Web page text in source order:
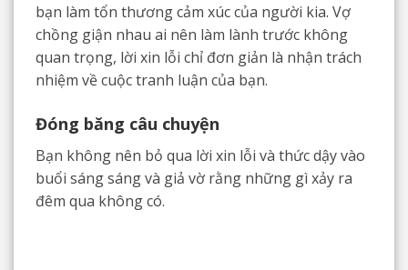
bạn làm tổn thương cảm xúc của người kia. Vợ
chồng giận nhau ai nên làm lành trước không
quan trọng, lời xin lỗi chỉ đơn giản là nhận trách
nhiệm về cuộc tranh luận của bạn.
Đóng băng câu chuyện
Bạn không nên bỏ qua lời xin lỗi và thức dậy vào
buổi sáng sáng và giả vờ rằng những gì xảy ra
đêm qua không có.